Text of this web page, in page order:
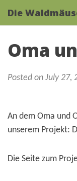
Die
Oma
Posted on July 27,
An dem Oma und
unserem Projekt:
Die Seite zum